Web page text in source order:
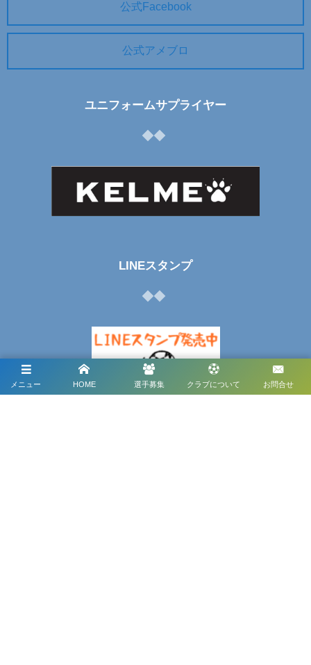
メニュー HOME 選手募集 クラブについて お問合せ
公式Facebook
公式アメブロ
ユニフォームサプライヤー
LINEスタンプ